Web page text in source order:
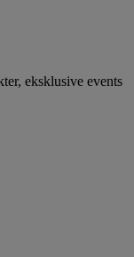
eksklusive events